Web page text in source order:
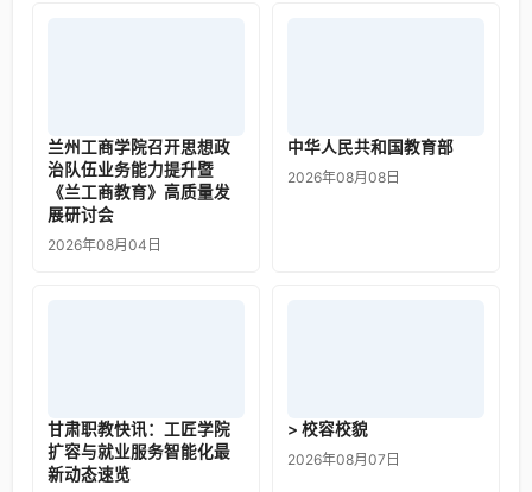
兰州工商学院召开思想政
治队伍业务能力提升暨
《兰工商教育》高质量发
展研讨会
2026年08月04日
中华人民共和国教育部
2026年08月08日
甘肃职教快讯：工匠学院
扩容与就业服务智能化最
新动态速览
> 校容校貌
2026年08月07日